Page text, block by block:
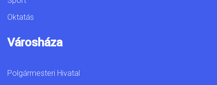
Oktatás
Városháza
Polgármesteri Hivatal